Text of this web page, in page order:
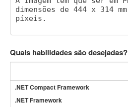
Quais habilidades são desejadas?
.NET Compact Framework
.NET Framework